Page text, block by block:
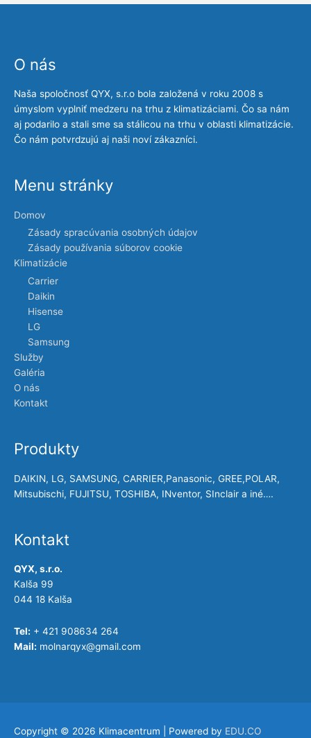
O nás
Naša spoločnosť QYX, s.r.o bola založená v roku 2008 s
úmyslom vyplniť medzeru na trhu z klimatizáciami. Čo sa nám
aj podarilo a stali sme sa stálicou na trhu v oblasti klimatizácie.
Čo nám potvrdzujú aj naši noví zákazníci.
Menu stránky
Domov
Zásady spracúvania osobných údajov
Zásady používania súborov cookie
Klimatizácie
Carrier
Daikin
Hisense
LG
Samsung
Služby
Galéria
O nás
Kontakt
Produkty
DAIKIN, LG, SAMSUNG, CARRIER,Panasonic, GREE,POLAR,
Mitsubischi, FUJITSU, TOSHIBA, INventor, SInclair a iné….
Kontakt
QYX, s.r.o.
Kalša 99
044 18 Kalša
Tel: + 421 908634 264
Mail: molnarqyx@gmail.com
Copyright © 2026 Klimacentrum | Powered by EDU.CO